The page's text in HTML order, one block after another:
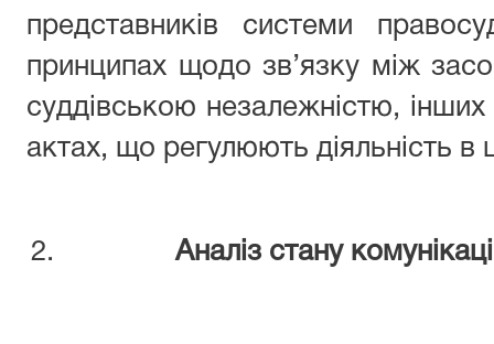
представників системи
принципах щодо зв’язку між
суддівською незалежністю,
актах, що регулюють діяльність в
Аналіз стану